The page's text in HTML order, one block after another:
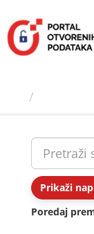
sadržaj
Prikaži
Poredaj